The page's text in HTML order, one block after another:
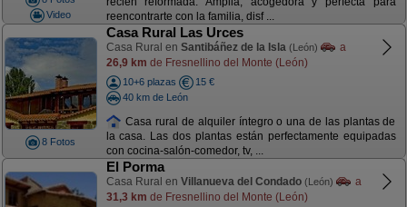
Video
reencontrarte con la familia, disf ...
8 Fotos
Casa Rural Las Urces
Casa Rural en Santibáñez de la Isla (León)
a
26,9 km de Fresnellino del Monte (León)
10+6 plazas
15 €
40 km de León
Casa rural de alquiler íntegro o una de las plantas de
la casa. Las dos plantas están perfectamente equipadas
con cocina-salón-comedor, tv, ...
El Porma
Casa Rural en Villanueva del Condado (León)
a
31,3 km de Fresnellino del Monte (León)